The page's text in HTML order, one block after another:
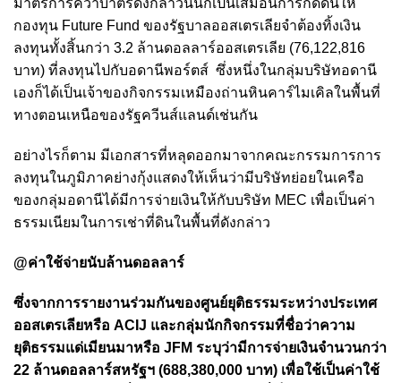
กองทุน Future Fund ของรัฐบาลออสเตรเลียจำต้องทิ้งเงิน
ลงทุนทั้งสิ้นกว่า 3.2 ล้านดอลลาร์ออสเตรเลีย (76,122,816
บาท) ที่ลงทุนไปกับอดานีพอร์ตส์ ซึ่งหนึ่งในกลุ่มบริษัทอดานี
เองก็ได้เป็นเจ้าของกิจกรรมเหมืองถ่านหินคาร์ไมเคิลในพื้นที่
ทางตอนเหนือของรัฐควีนส์แลนด์เช่นกัน
อย่างไรก็ตาม มีเอกสารที่หลุดออกมาจากคณะกรรมการการ
ลงทุนในภูมิภาคย่างกุ้งแสดงให้เห็นว่ามีบริษัทย่อยในเครือ
ของกลุ่มอดานีได้มีการจ่ายเงินให้กับบริษัท MEC เพื่อเป็นค่า
ธรรมเนียมในการเช่าที่ดินในพื้นที่ดังกล่าว
@ค่าใช้จ่ายนับล้านดอลลาร์
ซึ่งจากการรายงานร่วมกันของศูนย์ยุติธรรมระหว่างประเทศ
ออสเตรเลียหรือ ACIJ และกลุ่มนักกิจกรรมที่ชื่อว่าความ
ยุติธรรมแด่เมียนมาหรือ JFM ระบุว่ามีการจ่ายเงินจำนวนกว่า
22 ล้านดอลลาร์สหรัฐฯ (688,380,000 บาท) เพื่อใช้เป็นค่าใช้